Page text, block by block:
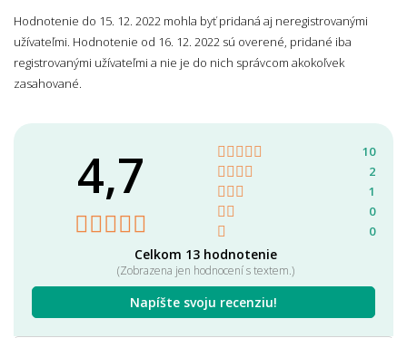
Hodnotenie do 15. 12. 2022 mohla byť pridaná aj neregistrovanými
užívateľmi. Hodnotenie od 16. 12. 2022 sú overené, pridané iba
registrovanými užívateľmi a nie je do nich správcom akokoľvek
zasahované.
4,7
Celkom 13 hodnotenie
(Zobrazena jen hodnocení s textem.)
Napíšte svoju recenziu!
10
2
1
0
0